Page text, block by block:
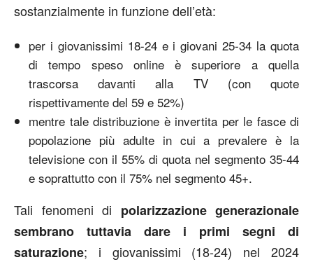
sostanzialmente in funzione dell’età:
per i giovanissimi 18-24 e i giovani 25-34 la quota
di tempo speso online è superiore a quella
trascorsa davanti alla TV (con quote
rispettivamente del 59 e 52%)
mentre tale distribuzione è invertita per le fasce di
popolazione più adulte in cui a prevalere è la
televisione con il 55% di quota nel segmento 35-44
e soprattutto con il 75% nel segmento 45+.
Tali fenomeni di polarizzazione generazionale
sembrano tuttavia dare i primi segni di
saturazione; i giovanissimi (18-24) nel 2024